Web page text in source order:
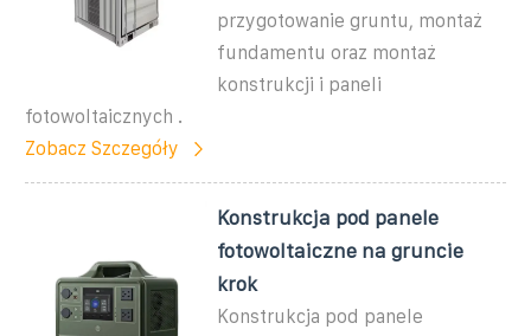
przygotowanie gruntu, montaż
fundamentu oraz montaż
konstrukcji i paneli
fotowoltaicznych .
Zobacz Szczegóły
Konstrukcja pod panele
fotowoltaiczne na gruncie
krok
Konstrukcja pod panele